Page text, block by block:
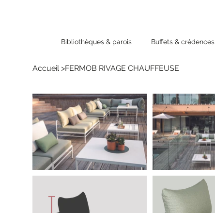
Bibliothèques & parois Buffets & crédences
Accueil >FERMOB RIVAGE CHAUFFEUSE